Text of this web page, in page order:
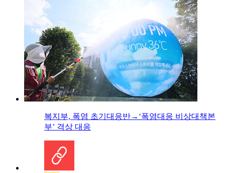
복지부, 폭염 초기대응반→‘폭염대응 비상대책본
부’ 격상 대응